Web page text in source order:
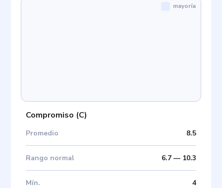
Compromiso (C)
Promedio 8.5
Rango normal 6.7— 10.3
Mín. 4
mayoría